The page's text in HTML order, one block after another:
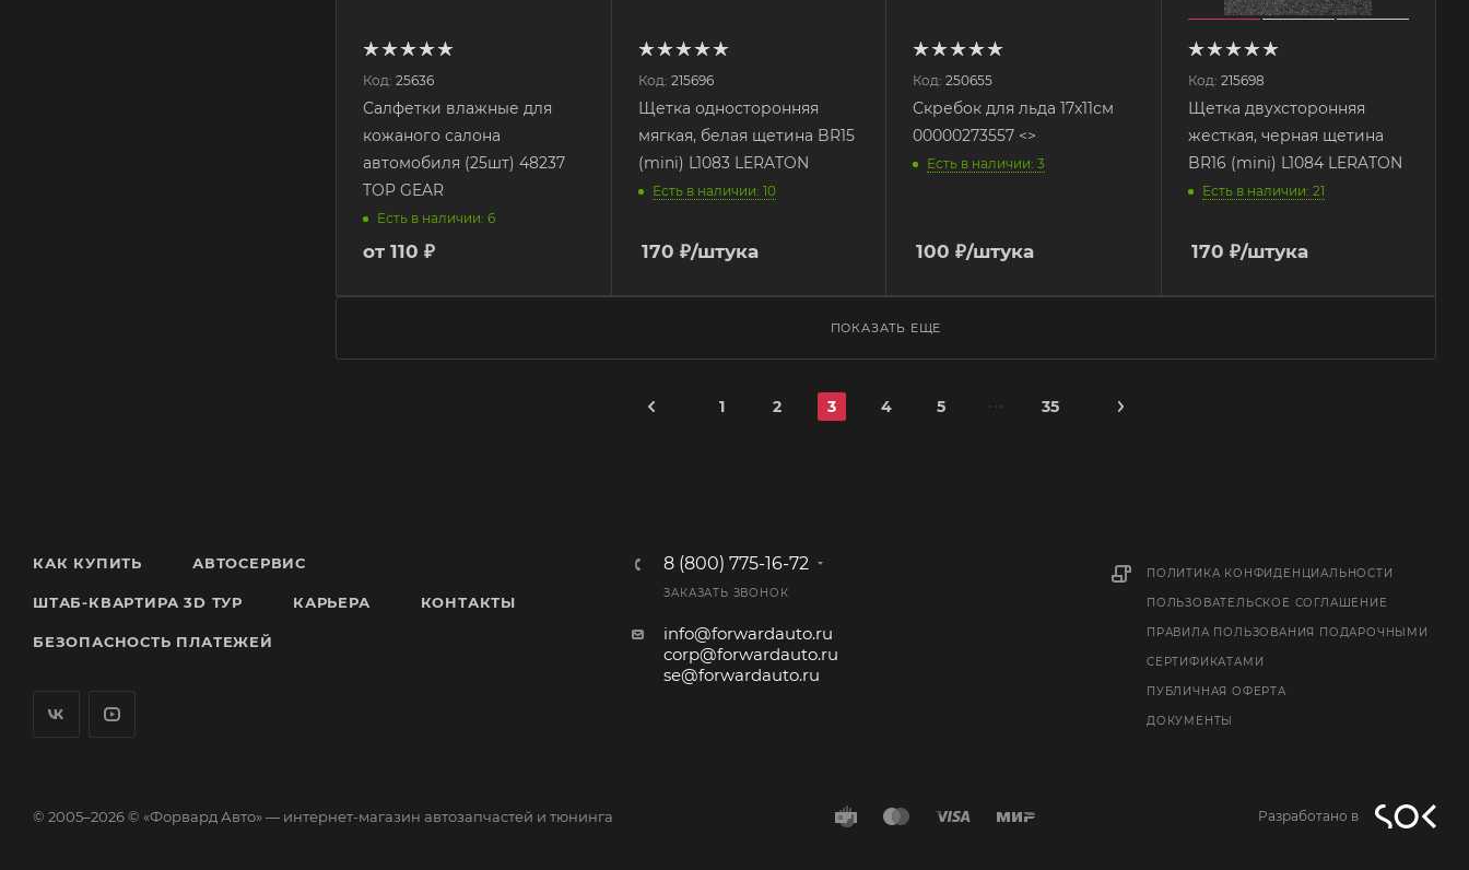
Код: 25636
Салфетки влажные для
кожаного салона
автомобиля (25шт) 48237
TOP GEAR
Есть в наличии: 6
от 110 ₽
Код: 215696
Щетка односторонняя
мягкая, белая щетина BR15
(mini) L1083 LERATON
Есть в наличии: 10
170 ₽/штука
Код: 250655
Скребок для льда 17х11см
00000273557 <>
Есть в наличии: 3
100 ₽/штука
Код: 215698
Щетка двухсторонняя
жесткая, черная щетина
BR16 (mini) L1084 LERATON
Есть в наличии: 21
170 ₽/штука
ПОКАЗАТЬ ЕЩЕ
1 2 3 4 5 35
КАК КУПИТЬ АВТОСЕРВИС
ШТАБ-КВАРТИРА 3D ТУР КАРЬЕРА КОНТАКТЫ
БЕЗОПАСНОСТЬ ПЛАТЕЖЕЙ
8 (800) 775-16-72
ЗАКАЗАТЬ ЗВОНОК
info@forwardauto.ru
corp@forwardauto.ru
se@forwardauto.ru
ПОЛИТИКА КОНФИДЕНЦИАЛЬНОСТИ
ПОЛЬЗОВАТЕЛЬСКОЕ СОГЛАШЕНИЕ
ПРАВИЛА ПОЛЬЗОВАНИЯ ПОДАРОЧНЫМИ
СЕРТИФИКАТАМИ
ПУБЛИЧНАЯ ОФЕРТА
ДОКУМЕНТЫ
© 2005–2026 © «Форвард Авто» — интернет-магазин автозапчастей и тюнинга Разработано в